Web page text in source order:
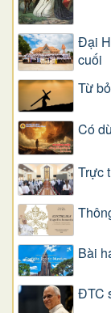
Đại
cuối
Từ
Có
Trực
Bài
ĐTC